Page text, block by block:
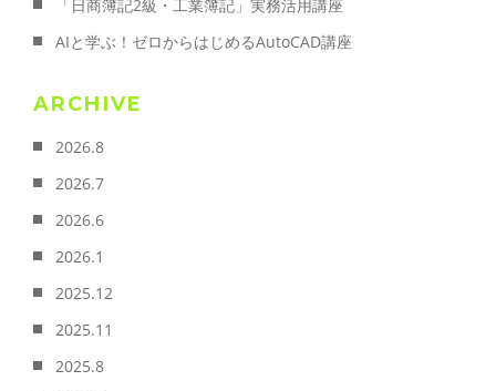
「日商簿記2級・工業簿記」実務活用講座
AIと学ぶ！ゼロからはじめるAutoCAD講座
ARCHIVE
2026.8
2026.7
2026.6
2026.1
2025.12
2025.11
2025.8